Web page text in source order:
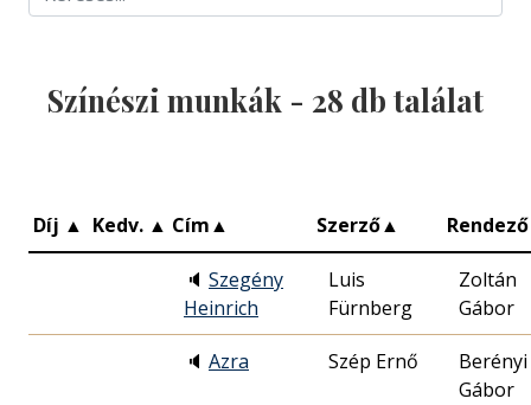
Színészi munkák - 28 db találat
Díj ▲ Kedv. ▲ Cím▲ Szerző▲ Rendező
🔈 Szegény
Heinrich
Luis
Fürnberg
Zoltán
Gábor
🔈 Azra Szép Ernő
Berényi
Gábor